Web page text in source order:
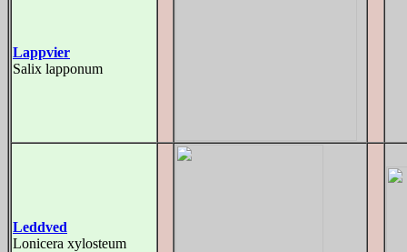
Lappvier
Salix lapponum
Leddved
Lonicera xylosteum